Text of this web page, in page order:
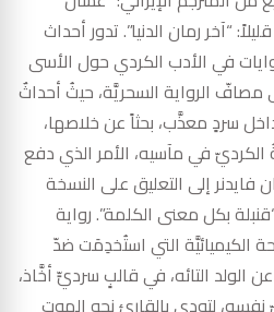
“آخر رمان الدنيا”. تدور أحداث
في الأدب الكردي حول الأسى
مصافّ الرواية السحريَّة، حيثُ أحداثٌ
سردٍ معذَّب، بحثاً عن خلاصها،
الكرديّ في مآسيه، الأمر الذي دفع
فايدنر إلى التعليق على النسخة
بكل معنى الكلمة”. رواية
الكيميائيَّة التي استُخدِمَت ضدّ
الولد التائه، في قالبٍ سرديٍّ أخَّاذ،
لتودي بالقارئ نحو الموتِ